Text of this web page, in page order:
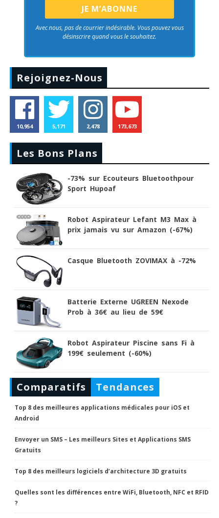
Avec nous, pas de courrier indésirable. Vous pouvez vous
désinscrire quand vous le souhaitez.
Rejoignez-Nous
10,954 5,171 2,478 173,673
Les Bons Plans
-73% sur Ecouteurs Bluetoothpour
Sport Hupoaf
Robot Aspirateur Lefant M3 Max à
prix jamais vu sur Amazon (-67%)
Casque Bluetooth ZOVIMAX à -72%
Batterie Externe UGREEN Nexode
Prob à 36€ au lieu de 59€
Robot Aspirateur Piscine sans Fi à
199€ seulement (-60%)
Comparatifs Tendances
Top 8 des meilleures applications médicales pour iOS et
Android
Envoyer un SMS – Les meilleurs Sites et Applications SMS
Gratuits
Top 8 des meilleurs logiciels d’architecture 3D gratuits
Quelles sont les différences entre WiFi, Bluetooth, NFC et RFID
?